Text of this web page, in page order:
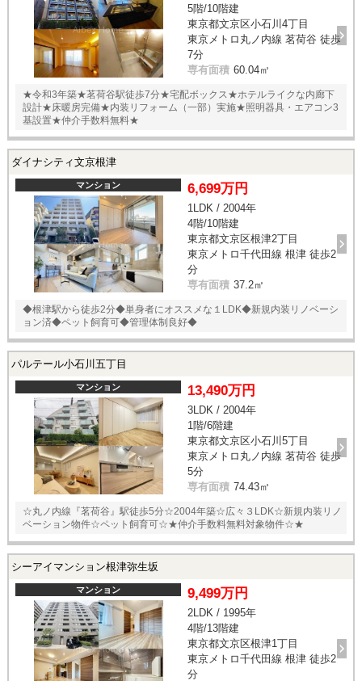
5階/10階建
東京都文京区小石川4丁目
東京メトロ丸ノ内線 茗荷谷 徒歩
7分
専有面積 60.04㎡
★令和3年築★茗荷谷駅徒歩7分★宅配ボックス★ホテルライクな内廊下
設計★床暖房完備★内装リフォーム（一部）実施★照明器具・エアコン3
基設置★仲介手数料無料★
ダイナシティ文京根津
マンション 6,699万円
1LDK / 2004年
4階/10階建
東京都文京区根津2丁目
東京メトロ千代田線 根津 徒歩2
分
専有面積 37.2㎡
◆根津駅から徒歩2分◆単身者にオススメな１LDK◆新規内装リノベーシ
ョン済◆ペット飼育可◆管理体制良好◆
パルテール小石川五丁目
マンション 13,490万円
3LDK / 2004年
1階/6階建
東京都文京区小石川5丁目
東京メトロ丸ノ内線 茗荷谷 徒歩
5分
専有面積 74.43㎡
☆丸ノ内線『茗荷谷』駅徒歩5分☆2004年築☆広々３LDK☆新規内装リノ
ベーション物件☆ペット飼育可☆★仲介手数料無料対象物件☆★
シーアイマンション根津弥生坂
マンション 9,499万円
2LDK / 1995年
4階/13階建
東京都文京区根津1丁目
東京メトロ千代田線 根津 徒歩2
分